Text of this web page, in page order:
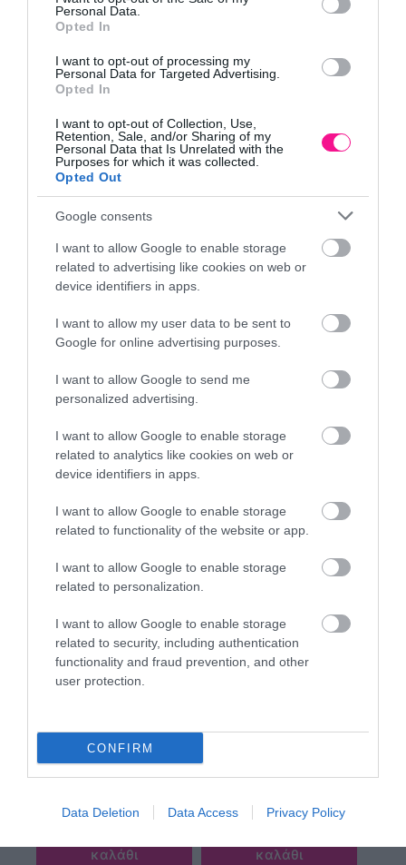
Personal Data.
Opted In
I want to opt-out of processing my
Personal Data for Targeted Advertising.
Opted In
I want to opt-out of Collection, Use,
Retention, Sale, and/or Sharing of my
Personal Data that Is Unrelated with the
Purposes for which it was collected.
Opted Out
Google consents
I want to allow Google to enable storage
related to advertising like cookies on web or
device identifiers in apps.
I want to allow my user data to be sent to
Google for online advertising purposes.
I want to allow Google to send me
personalized advertising.
I want to allow Google to enable storage
related to analytics like cookies on web or
device identifiers in apps.
I want to allow Google to enable storage
related to functionality of the website or app.
I want to allow Google to enable storage
related to personalization.
I want to allow Google to enable storage
related to security, including authentication
functionality and fraud prevention, and other
user protection.
CONFIRM
Data Deletion Data Access Privacy Policy
Προσθήκη στο
καλάθι
Προσθήκη στο
Ανθοδέσμη με Ανθή
45,00€
Προσθήκη στο
Ανθοδέσμη με Ανθή
65,00 €
χρώματα
45,00€
Προσθήκη στο
καλάθι
και μιξ άνθη
45,00€
Προσθήκη στο
καλάθι
Ανθοδέσμη με ηλίανθους
45,00€
καλάθι
καλάθι